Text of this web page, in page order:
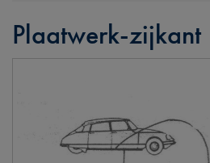
Plaatwerk-zijkant